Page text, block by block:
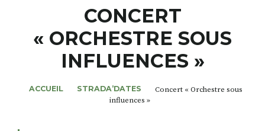
NOS THÈMES
CONCERT
« ORCHESTRE SOUS
INFLUENCES »
ACCUEIL STRADA’DATES
Concert « Orchestre sous
influences »